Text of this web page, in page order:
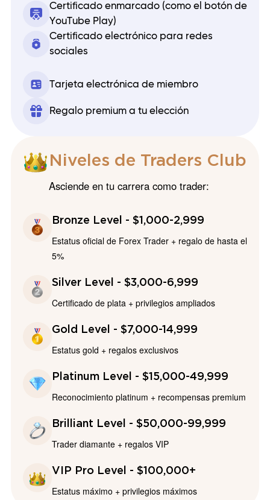
Certificado enmarcado (como el botón de
YouTube Play)
Certificado electrónico para redes
sociales
Tarjeta electrónica de miembro
Regalo premium a tu elección
Niveles de Traders Club
Asciende en tu carrera como trader:
Bronze Level - $1,000-2,999
Estatus oficial de Forex Trader + regalo de hasta el
5%
Silver Level - $3,000-6,999
Certificado de plata + privilegios ampliados
Gold Level - $7,000-14,999
Estatus gold + regalos exclusivos
Platinum Level - $15,000-49,999
Reconocimiento platinum + recompensas premium
Brilliant Level - $50,000-99,999
Trader diamante + regalos VIP
VIP Pro Level - $100,000+
Estatus máximo + privilegios máximos